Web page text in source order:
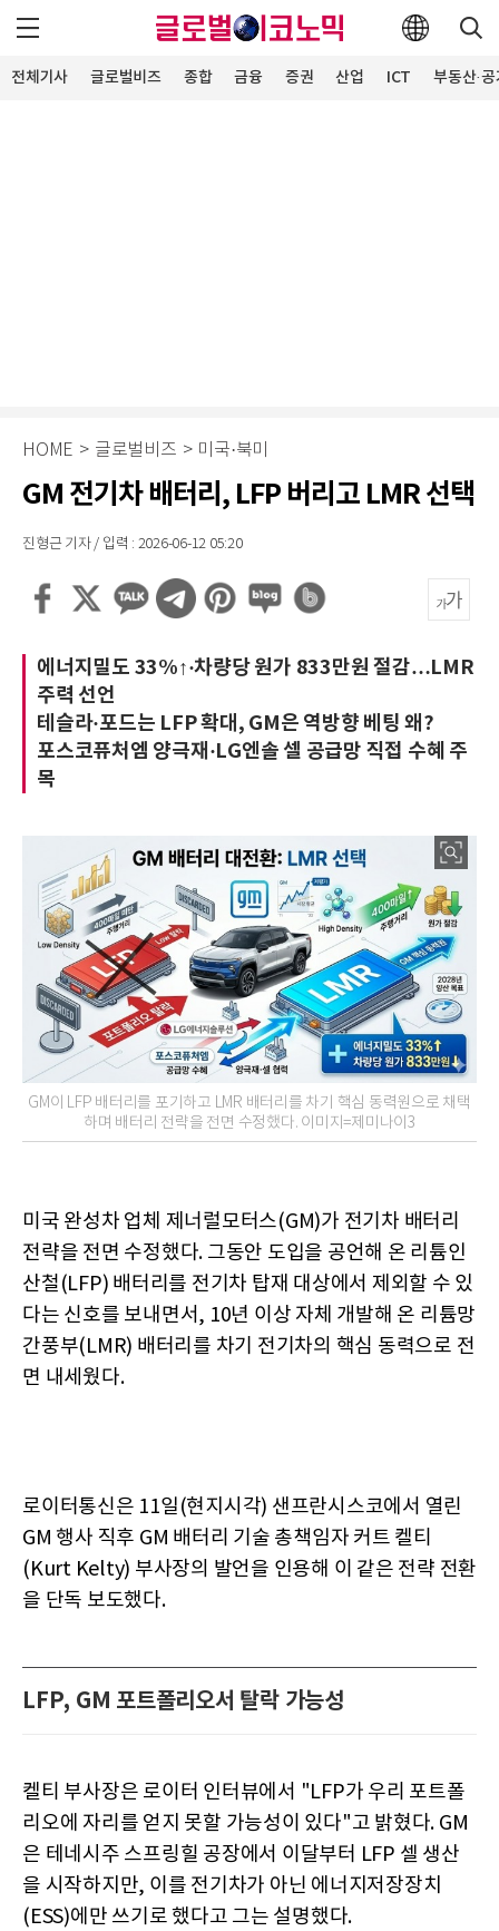
전체기사 글로벌비즈 종합 금융 증권 산업 ICT 부동산·
HOME > 글로벌비즈 > 미국·북미
GM 전기차 배터리, LFP 버리고 LMR 선택
진형근 기자 / 입력 : 2026-06-12 05:20
에너지밀도 33%↑·차량당 원가 833만원 절감…LMR
주력 선언
테슬라·포드는 LFP 확대, GM은 역방향 베팅 왜?
포스코퓨처엠 양극재·LG엔솔 셀 공급망 직접 수혜 주
목
GM이 LFP 배터리를 포기하고 LMR 배터리를 차기 핵심 동력원으로 채택
하며 배터리 전략을 전면 수정했다. 이미지=제미나이3
미국 완성차 업체 제너럴모터스(GM)가 전기차 배터리
전략을 전면 수정했다. 그동안 도입을 공언해 온 리튬인
산철(LFP) 배터리를 전기차 탑재 대상에서 제외할 수 있
다는 신호를 보내면서, 10년 이상 자체 개발해 온 리튬망
간풍부(LMR) 배터리를 차기 전기차의 핵심 동력으로 전
면 내세웠다.
로이터통신은 11일(현지시각) 샌프란시스코에서 열린
GM 행사 직후 GM 배터리 기술 총책임자 커트 켈티
(Kurt Kelty) 부사장의 발언을 인용해 이 같은 전략 전환
을 단독 보도했다.
LFP, GM 포트폴리오서 탈락 가능성
켈티 부사장은 로이터 인터뷰에서 "LFP가 우리 포트폴
리오에 자리를 얻지 못할 가능성이 있다"고 밝혔다. GM
은 테네시주 스프링힐 공장에서 이달부터 LFP 셀 생산
을 시작하지만, 이를 전기차가 아닌 에너지저장장치
(ESS)에만 쓰기로 했다고 그는 설명했다.